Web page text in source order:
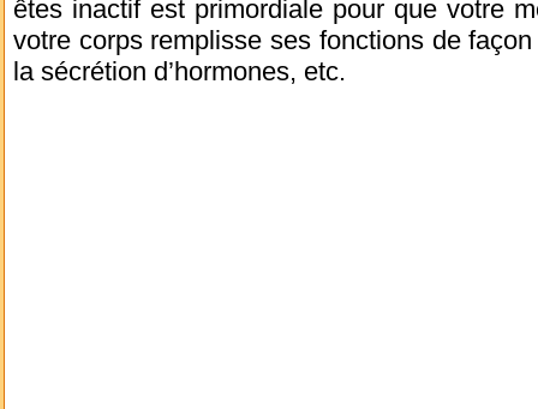
êtes inactif est primordiale pour que votre
votre corps remplisse ses fonctions de
la sécrétion d’hormones, etc.